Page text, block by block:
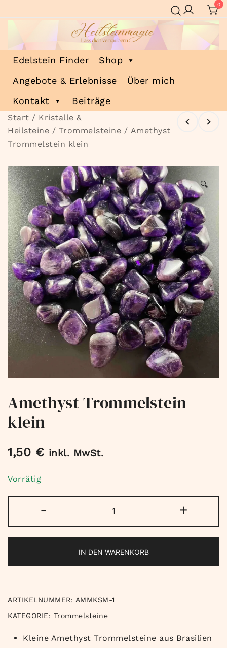
Inhalt
0
Heilsteinmagie
Lass dich verzaubern
Edelstein Finder
Shop
Angebote & Erlebnisse
Über mich
Kontakt
Beiträge
Start / Kristalle &
Heilsteine / Trommelsteine / Amethyst
Trommelstein klein
🔍
Amethyst Trommelstein
klein
1,50 € inkl. MwSt.
Vorrätig
-
Trommelstein
klein
+
IN DEN WARENKORB
ARTIKELNUMMER: AMMKSM-1
KATEGORIE: Trommelsteine
Kleine Amethyst Trommelsteine aus Brasilien